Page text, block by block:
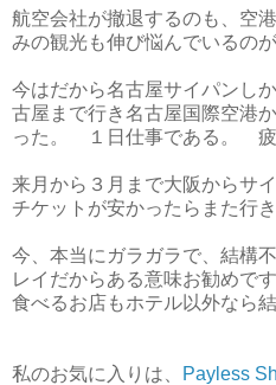
航空会社が撤退するのも、空
みの観光も伸び悩んでいるの
今はだから名古屋サイパンし
古屋まで行き名古屋国際空港
った。 １日仕事である。 疲
来月から３月まで大阪からサ
チケットが安かったらまた行
今、本当にガラガラで、結構
レイだからある意味お勧めです
食べるお店もホテル以外なら
私のお気に入りは、 Payless